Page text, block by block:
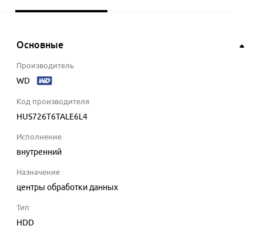
Основные
Производитель
WD
Код производителя
HUS726T6TALE6L4
Исполнение
внутренний
Назначение
центры обработки данных
Тип
HDD